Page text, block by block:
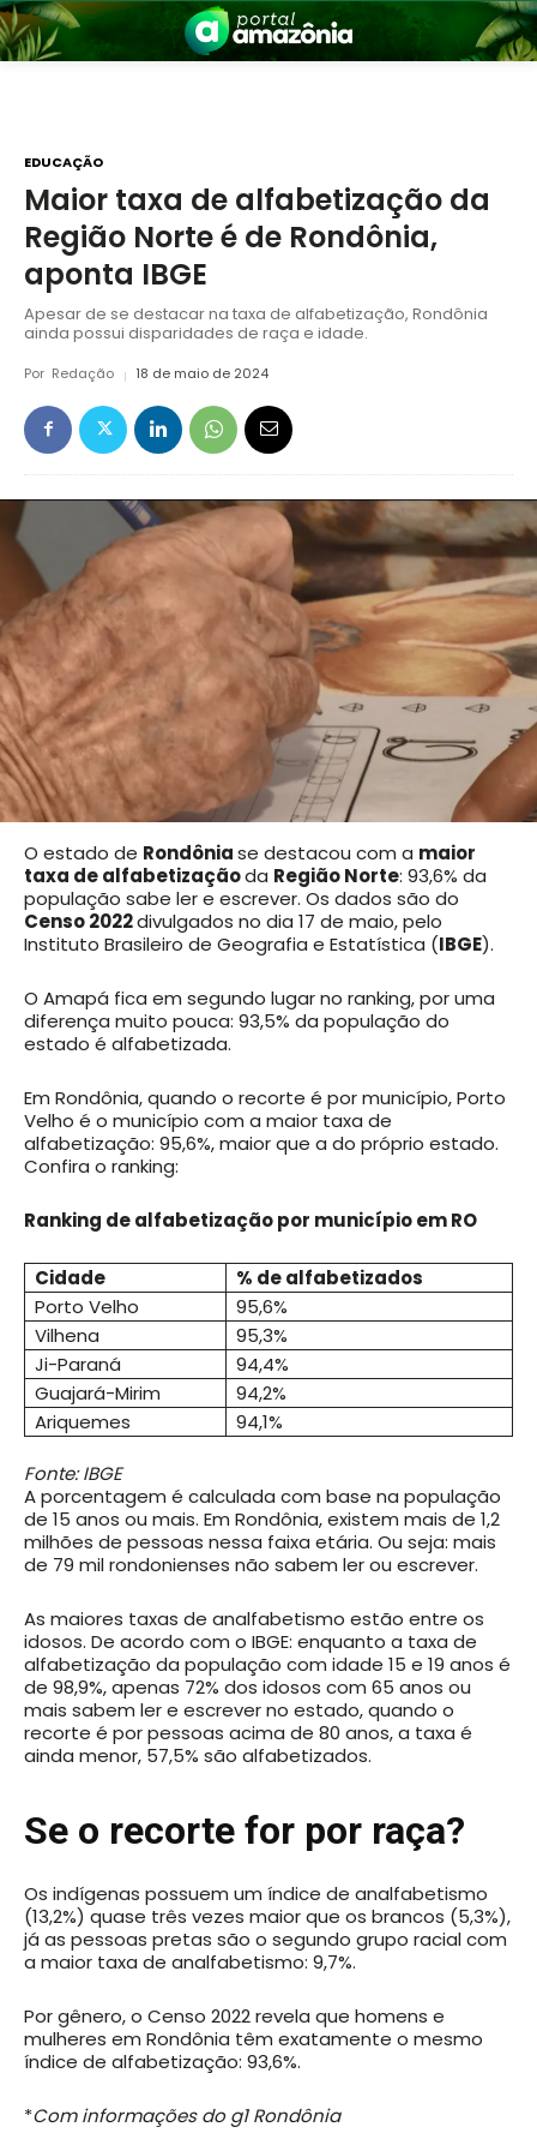
EDUCAÇÃO
Maior taxa de alfabetização da
Região Norte é de Rondônia,
aponta IBGE
Apesar de se destacar na taxa de alfabetização, Rondônia
ainda possui disparidades de raça e idade.
Por Redação 18 de maio de 2024
O estado de Rondôniase destacou com a maior
taxa de alfabetizaçãoda Região Norte: 93,6% da
população sabe ler e escrever. Os dados são do
Censo 2022divulgados no dia 17 de maio, pelo
Instituto Brasileiro de Geografia e Estatística (IBGE).
O Amapá fica em segundo lugar no ranking, por uma
diferença muito pouca: 93,5% da população do
estado é alfabetizada.
Em Rondônia, quando o recorte é por município, Porto
Velho é o município com a maior taxa de
alfabetização: 95,6%, maior que a do próprio estado.
Confira o ranking:
Ranking de alfabetização por município em RO
Cidade
% de alfabetizados
Porto Velho
95,6%
Vilhena
95,3%
Ji-Paraná
94,4%
Guajará-Mirim
94,2%
Ariquemes
94,1%
Fonte: IBGE
A porcentagem é calculada com base na população
de 15 anos ou mais. Em Rondônia, existem mais de 1,2
milhões de pessoas nessa faixa etária. Ou seja: mais
de 79 mil rondonienses não sabem ler ou escrever.
As maiores taxas de analfabetismo estão entre os
idosos. De acordo com o IBGE: enquanto a taxa de
alfabetização da população com idade 15 e 19 anos é
de 98,9%, apenas 72% dos idosos com 65 anos ou
mais sabem ler e escrever no estado, quando o
recorte é por pessoas acima de 80 anos, a taxa é
ainda menor, 57,5% são alfabetizados.
Se o recorte for por raça?
Os indígenas possuem um índice de analfabetismo
(13,2%) quase três vezes maior que os brancos (5,3%),
já as pessoas pretas são o segundo grupo racial com
a maior taxa de analfabetismo: 9,7%.
Por gênero, o Censo 2022 revela que homens e
mulheres em Rondônia têm exatamente o mesmo
índice de alfabetização: 93,6%.
*Com informações do g1 Rondônia